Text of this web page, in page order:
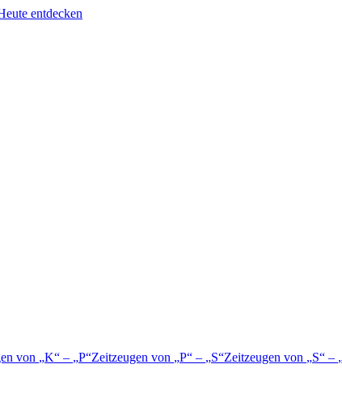
entdecken
von K – P Zeitzeugen von P – S Zeitzeugen von S –